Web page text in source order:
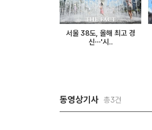
서울 38도, 올해 최고 경
신…'시..
동영상기사 총3건